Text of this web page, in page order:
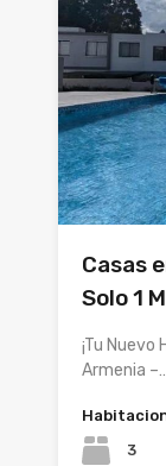
Casas
Solo 1
¡Tu Nuevo
Armenia
3